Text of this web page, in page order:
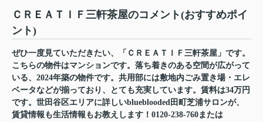
ＣＲＥＡＴＩＦ三軒茶屋のコメント(おすすめポイ
ント)
ぜひ一度見ていただきたい、「ＣＲＥＡＴＩＦ三軒茶屋」です。
こちらの物件はマンションです。落ち着きのある空間が広がって
いる、2024年築の物件です。共用部には敷地内ごみ置き場・エレ
ベータなどが揃っており、とても充実しています。賃料は34万円
です。世田谷区エリアに詳しいblueblooded田町芝浦サロンが、
賃貸情報も生活情報もお教えします！0120-238-760または